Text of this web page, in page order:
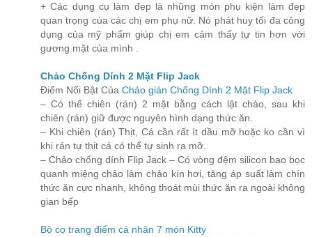
+ Các dụng cụ làm đẹp là những món phụ kiện làm đẹp
quan trọng của các chị em phụ nữ. Nó phát huy tối đa công
dụng của mỹ phẩm giúp chị em cảm thấy tự tin hơn với
gương mặt của mình .
Chảo Chống Dính 2 Mặt Flip Jack
Điểm Nổi Bật Của Chảo gián Chống Dính 2 Mặt Flip Jack
– Có thể chiên (rán) 2 mặt bằng cách lật chảo, sau khi
chiên (rán) giữ được nguyên hình dạng thức ăn.
– Khi chiên (rán) Thịt, Cá cần rất ít dầu mỡ hoặc ko cần vì
khi rán tự thịt cá có thể tự sinh ra mỡ.
– Chảo chống dính Flip Jack – Có vòng đệm silicon bao bọc
quanh miệng chảo làm chảo kín hơi, tăng áp suất làm chín
thức ăn cực nhanh, không thoát mùi thức ăn ra ngoài không
gian bếp
Bộ cọ trang điểm cá nhân 7 món Kitty